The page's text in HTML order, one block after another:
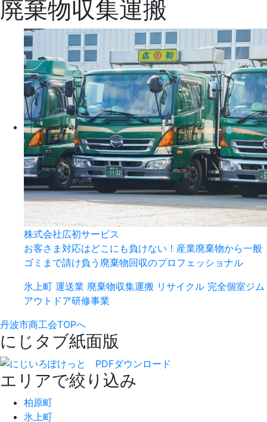
廃棄物収集運搬
株式会社広初サービス
お客さま対応はどこにも負けない！産業廃棄物から一般
ゴミまで請け負う廃棄物回収のプロフェッショナル
氷上町 運送業 廃棄物収集運搬 リサイクル 完全個室ジム
アウトドア研修事業
丹波市商工会TOPへ
にじタブ紙面版
エリアで絞り込み
柏原町
氷上町